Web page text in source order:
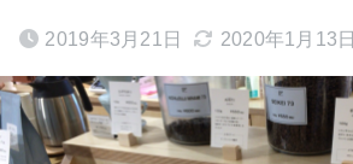
2019年3月21日 2020年1月13日